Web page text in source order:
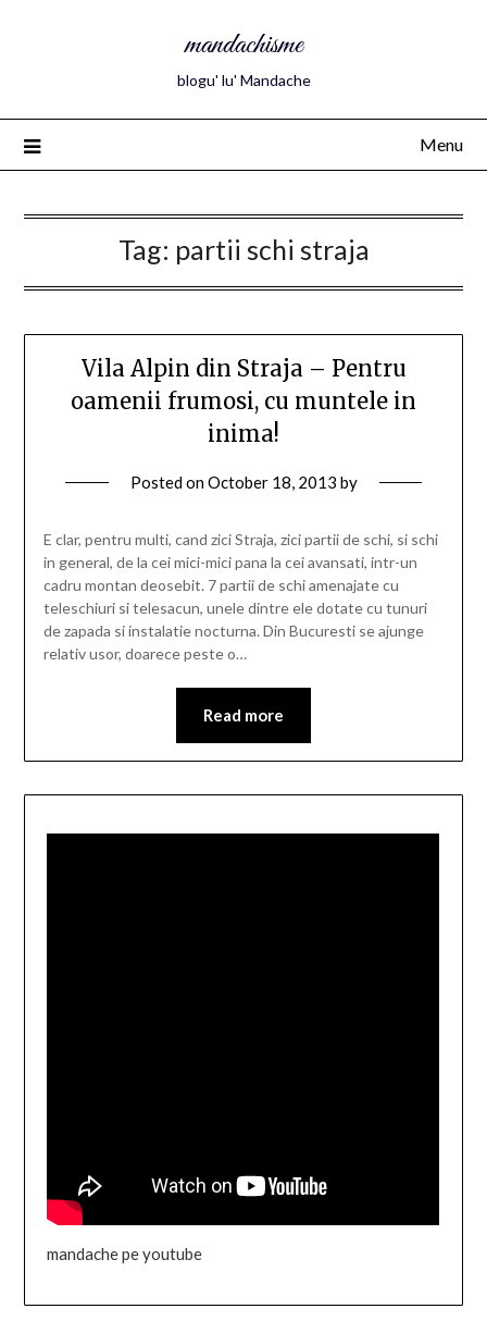
mandachisme
blogu' lu' Mandache
Menu
Tag: partii schi straja
Vila Alpin din Straja – Pentru
oamenii frumosi, cu muntele in
inima!
Posted onOctober 18, 2013 by
E clar, pentru multi, cand zici Straja, zici partii de schi, si schi
in general, de la cei mici-mici pana la cei avansati, intr-un
cadru montan deosebit. 7 partii de schi amenajate cu
teleschiuri si telesacun, unele dintre ele dotate cu tunuri
de zapada si instalatie nocturna. Din Bucuresti se ajunge
relativ usor, doarece peste o…
Read more
mandache pe youtube